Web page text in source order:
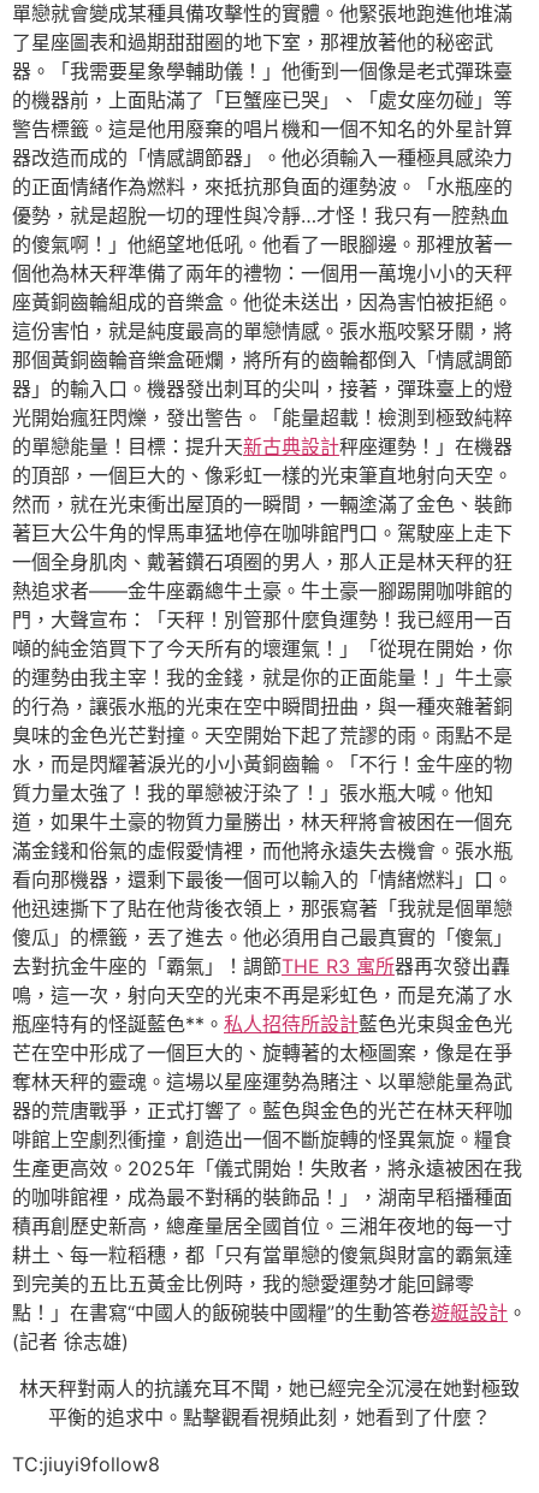
單戀就會變成某種具備攻擊性的實體。他緊張地跑進他堆滿
了星座圖表和過期甜甜圈的地下室，那裡放著他的秘密武
器。「我需要星象學輔助儀！」他衝到一個像是老式彈珠臺
的機器前，上面貼滿了「巨蟹座已哭」、「處女座勿碰」等
警告標籤。這是他用廢棄的唱片機和一個不知名的外星計算
器改造而成的「情感調節器」。他必須輸入一種極具感染力
的正面情緒作為燃料，來抵抗那負面的運勢波。「水瓶座的
優勢，就是超脫一切的理性與冷靜…才怪！我只有一腔熱血
的傻氣啊！」他絕望地低吼。他看了一眼腳邊。那裡放著一
個他為林天秤準備了兩年的禮物：一個用一萬塊小小的天秤
座黃銅齒輪組成的音樂盒。他從未送出，因為害怕被拒絕。
這份害怕，就是純度最高的單戀情感。張水瓶咬緊牙關，將
那個黃銅齒輪音樂盒砸爛，將所有的齒輪都倒入「情感調節
器」的輸入口。機器發出刺耳的尖叫，接著，彈珠臺上的燈
光開始瘋狂閃爍，發出警告。「能量超載！檢測到極致純粹
的單戀能量！目標：提升天新古典設計秤座運勢！」在機器
的頂部，一個巨大的、像彩虹一樣的光束筆直地射向天空。
然而，就在光束衝出屋頂的一瞬間，一輛塗滿了金色、裝飾
著巨大公牛角的悍馬車猛地停在咖啡館門口。駕駛座上走下
一個全身肌肉、戴著鑽石項圈的男人，那人正是林天秤的狂
熱追求者——金牛座霸總牛土豪。牛土豪一腳踢開咖啡館的
門，大聲宣布：「天秤！別管那什麼負運勢！我已經用一百
噸的純金箔買下了今天所有的壞運氣！」「從現在開始，你
的運勢由我主宰！我的金錢，就是你的正面能量！」牛土豪
的行為，讓張水瓶的光束在空中瞬間扭曲，與一種夾雜著銅
臭味的金色光芒對撞。天空開始下起了荒謬的雨。雨點不是
水，而是閃耀著淚光的小小黃銅齒輪。「不行！金牛座的物
質力量太強了！我的單戀被汙染了！」張水瓶大喊。他知
道，如果牛土豪的物質力量勝出，林天秤將會被困在一個充
滿金錢和俗氣的虛假愛情裡，而他將永遠失去機會。張水瓶
看向那機器，還剩下最後一個可以輸入的「情緒燃料」口。
他迅速撕下了貼在他背後衣領上，那張寫著「我就是個單戀
傻瓜」的標籤，丟了進去。他必須用自己最真實的「傻氣」
去對抗金牛座的「霸氣」！調節THE R3 寓所器再次發出轟
鳴，這一次，射向天空的光束不再是彩虹色，而是充滿了水
瓶座特有的怪誕藍色**。 私人招待所設計藍色光束與金色光
芒在空中形成了一個巨大的、旋轉著的太極圖案，像是在爭
奪林天秤的靈魂。這場以星座運勢為賭注、以單戀能量為武
器的荒唐戰爭，正式打響了。藍色與金色的光芒在林天秤咖
啡館上空劇烈衝撞，創造出一個不斷旋轉的怪異氣旋。糧食
生產更高效。2025年「儀式開始！失敗者，將永遠被困在我
的咖啡館裡，成為最不對稱的裝飾品！」，湖南早稻播種面
積再創歷史新高，總產量居全國首位。三湘年夜地的每一寸
耕土、每一粒稻穗，都「只有當單戀的傻氣與財富的霸氣達
到完美的五比五黃金比例時，我的戀愛運勢才能回歸零
點！」在書寫“中國人的飯碗裝中國糧”的生動答卷遊艇設計 。
(記者 徐志雄)
林天秤對兩人的抗議充耳不聞，她已經完全沉浸在她對極致
平衡的追求中。點擊觀看視頻此刻，她看到了什麼？
TC:jiuyi9follow8